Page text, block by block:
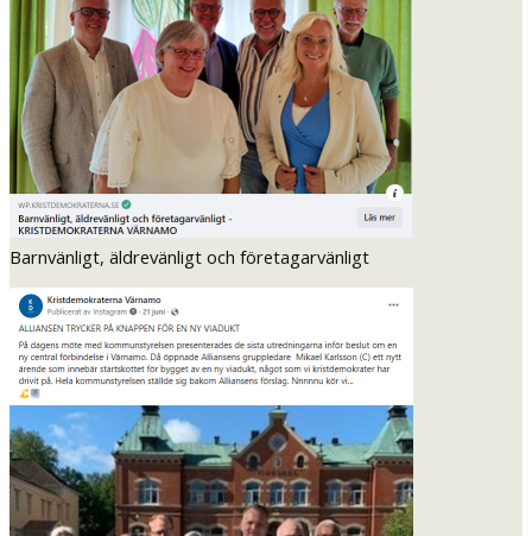
Barnvänligt, äldrevänligt och företagarvänligt